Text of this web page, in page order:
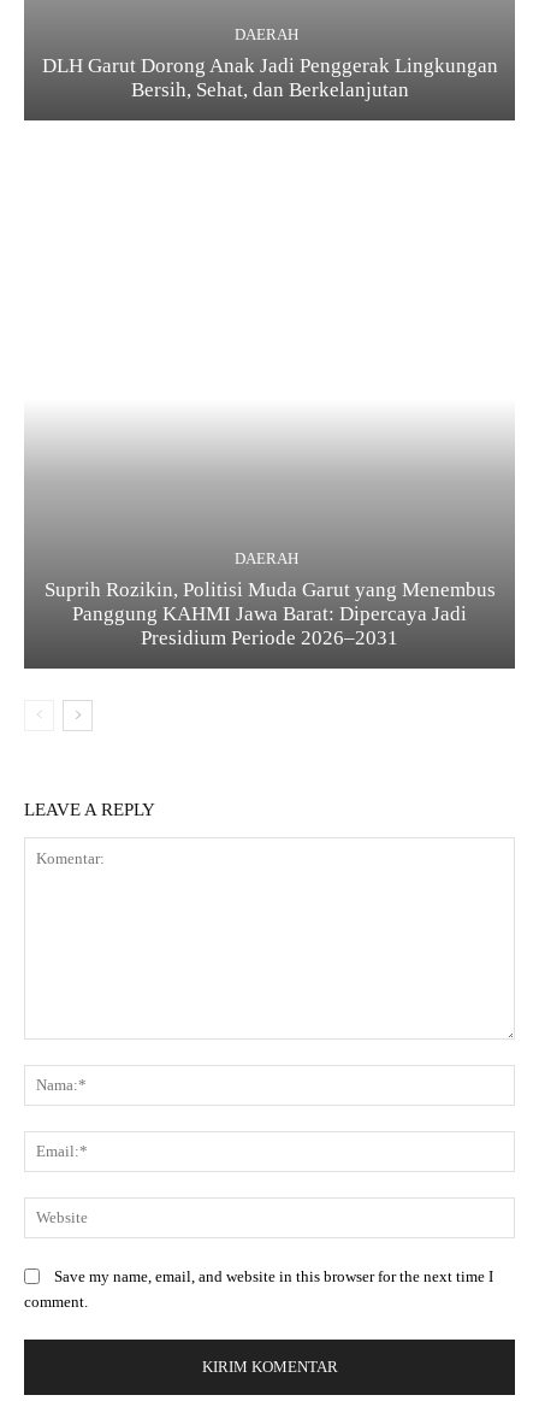
DAERAH
DLH Garut Dorong Anak Jadi Penggerak Lingkungan
Bersih, Sehat, dan Berkelanjutan
DAERAH
Suprih Rozikin, Politisi Muda Garut yang Menembus
Panggung KAHMI Jawa Barat: Dipercaya Jadi
Presidium Periode 2026–2031
LEAVE A REPLY
Save my name, email, and website in this browser for the next time I
comment.